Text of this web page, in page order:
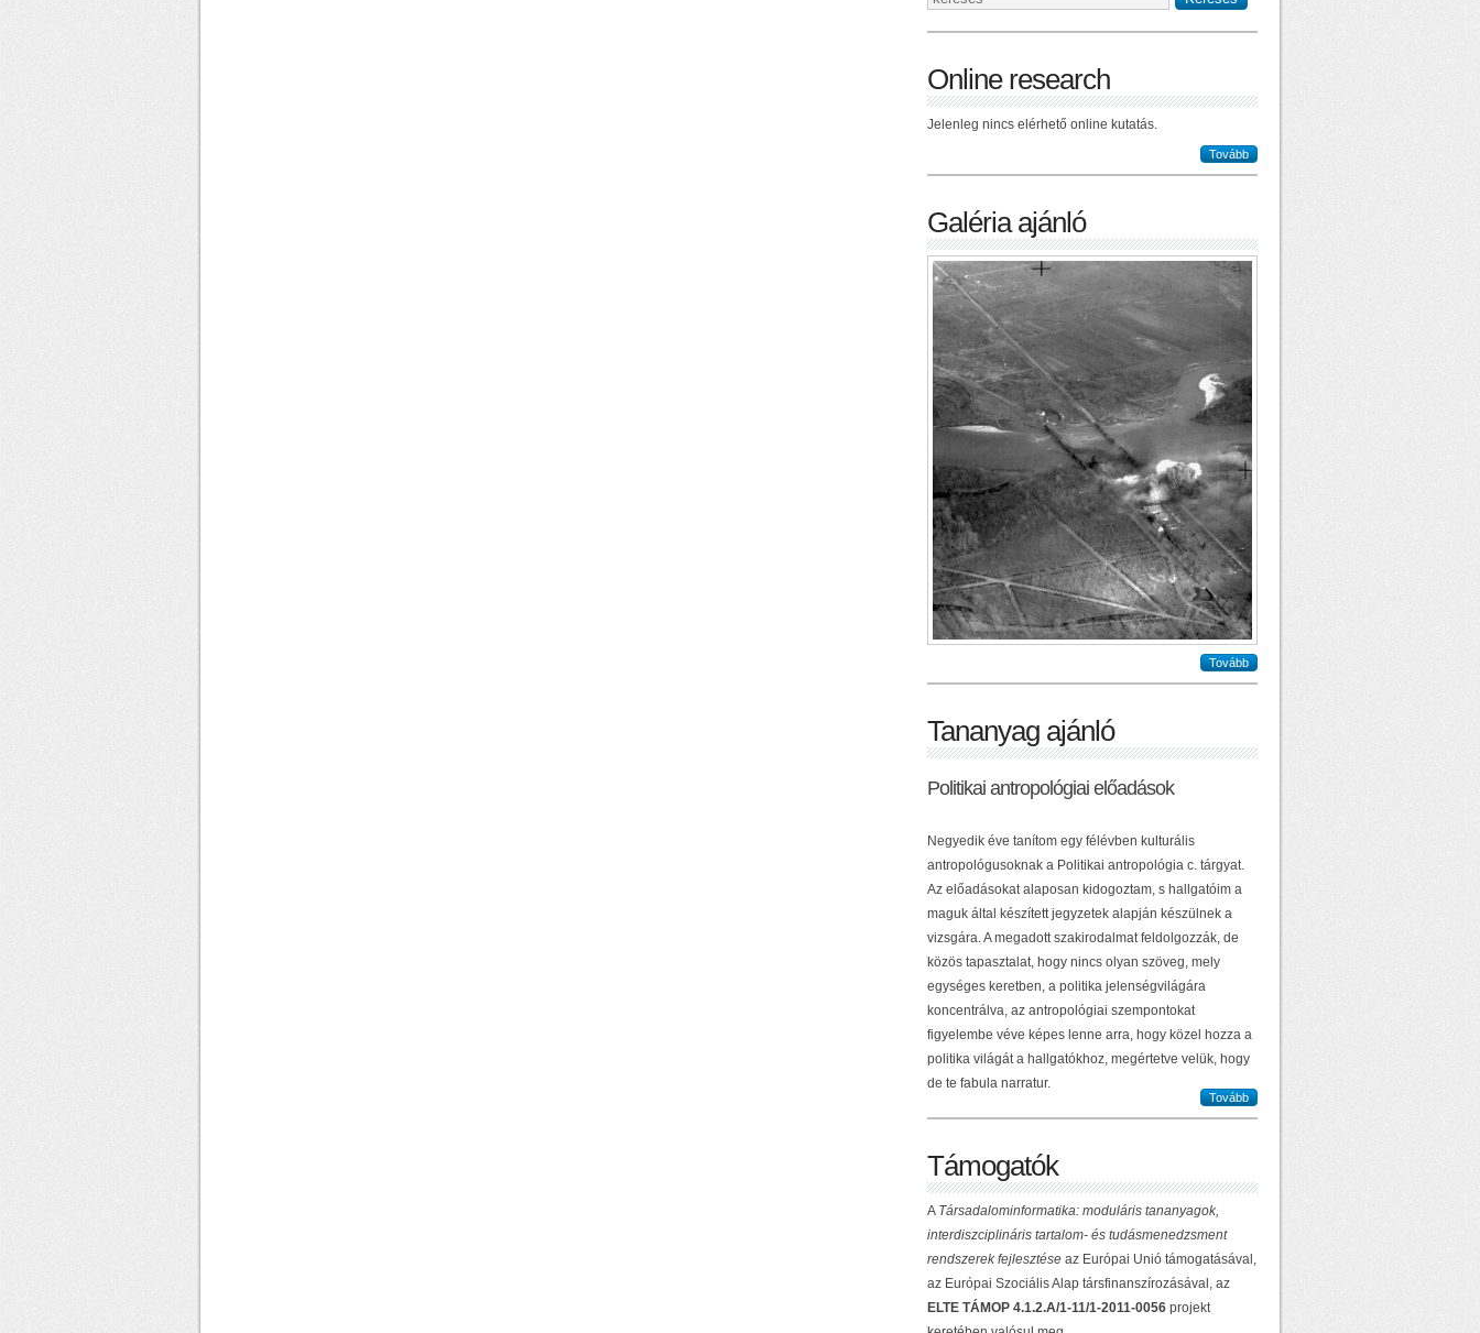
Online research
Jelenleg nincs elérhető online kutatás.
Tovább
Galéria ajánló
Tovább
Tananyag ajánló
Politikai antropológiai előadások
Negyedik éve tanítom egy félévben kulturális
antropológusoknak a Politikai antropológia c. tárgyat.
Az előadásokat alaposan kidogoztam, s hallgatóim a
maguk által készített jegyzetek alapján készülnek a
vizsgára. A megadott szakirodalmat feldolgozzák, de
közös tapasztalat, hogy nincs olyan szöveg, mely
egységes keretben, a politika jelenségvilágára
koncentrálva, az antropológiai szempontokat
figyelembe véve képes lenne arra, hogy közel hozza a
politika világát a hallgatókhoz, megértetve velük, hogy
de te fabula narratur.
Tovább
Támogatók
A Társadalominformatika: moduláris tananyagok,
interdiszciplináris tartalom- és tudásmenedzsment
rendszerek fejlesztése az Európai Unió támogatásával,
az Európai Szociális Alap társfinanszírozásával, az
ELTE TÁMOP 4.1.2.A/1-11/1-2011-0056 projekt